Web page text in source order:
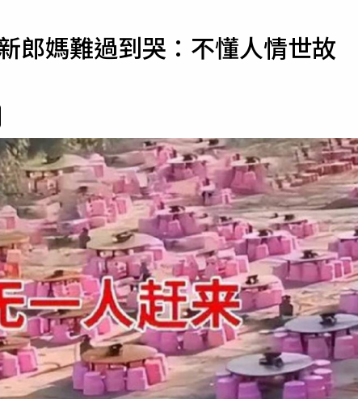
運勢
媽難過到哭：不懂人情世故